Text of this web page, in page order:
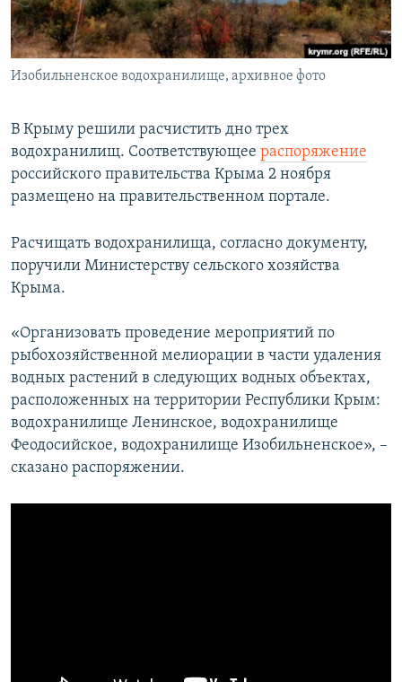
ПОБЕДИТЕЛЕЙ НЕ СУДЯТ?
КРЫМ.НЕПОКОРЕННЫЙ
ELIFBE
ПРИСОЕДИНЯЙТЕСЬ!
Все сайты RFE/RL
Изобильненское водохранилище, архивное фото
В Крыму решили расчистить дно трех
водохранилищ. Соответствующее распоряжение
российского правительства Крыма 2 ноября
размещено на правительственном портале.
Расчищать водохранилища, согласно документу,
поручили Министерству сельского хозяйства
Крыма.
«Организовать проведение мероприятий по
рыбохозяйственной мелиорации в части удаления
водных растений в следующих водных объектах,
расположенных на территории Республики Крым:
водохранилище Ленинское, водохранилище
Феодосийское, водохранилище Изобильненское», –
сказано распоряжении.